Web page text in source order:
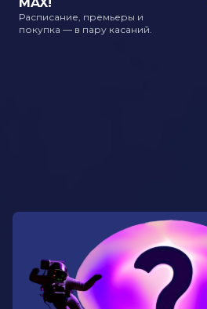
Расписание, премьеры и
покупка — в пару касаний.